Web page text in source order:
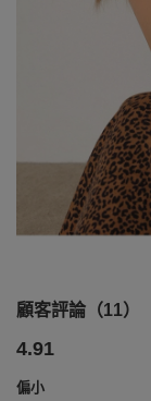
顧客評論（11）
4.91
偏小